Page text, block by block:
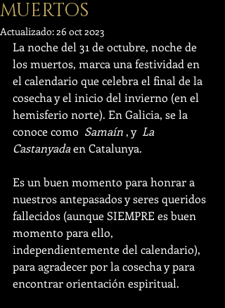
MUERTOS
Actualizado:26 oct 2023
La noche del 31 de octubre, noche de
los muertos, marca una festividad en
el calendario que celebra el final de la
cosecha y el inicio del invierno (en el
hemisferio norte). En Galicia, se la
conoce como Samaín , y La
Castanyada en Catalunya.
Es un buen momento para honrar a
nuestros antepasados y seres queridos
fallecidos (aunque SIEMPRE es buen
momento para ello,
independientemente del calendario),
para agradecer por la cosecha y para
encontrar orientación espiritual.